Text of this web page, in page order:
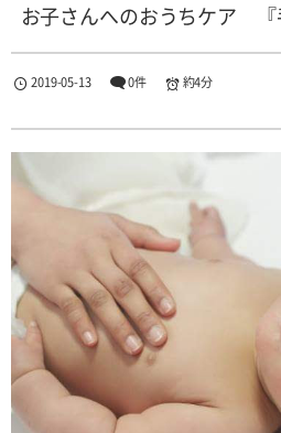
お子さんへのおうちケア 『
2019-05-13 0件 約4分